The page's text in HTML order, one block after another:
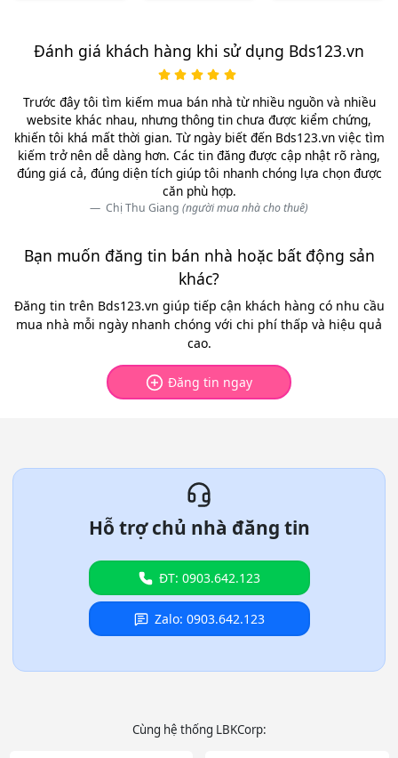
Đánh giá khách hàng khi sử dụng Bds123.vn
Trước đây tôi tìm kiếm mua bán nhà từ nhiều nguồn và nhiều
website khác nhau, nhưng thông tin chưa được kiểm chứng,
khiến tôi khá mất thời gian. Từ ngày biết đến Bds123.vn việc tìm
kiếm trở nên dễ dàng hơn. Các tin đăng được cập nhật rõ ràng,
đúng giá cả, đúng diện tích giúp tôi nhanh chóng lựa chọn được
căn phù hợp.
Chị Thu Giang (người mua nhà cho thuê)
Bạn muốn đăng tin bán nhà hoặc bất động sản
khác?
Đăng tin trên Bds123.vn giúp tiếp cận khách hàng có nhu cầu
mua nhà mỗi ngày nhanh chóng với chi phí thấp và hiệu quả
cao.
Đăng tin ngay
Hỗ trợ chủ nhà đăng tin
ĐT: 0903.642.123
Zalo: 0903.642.123
Cùng hệ thống LBKCorp: